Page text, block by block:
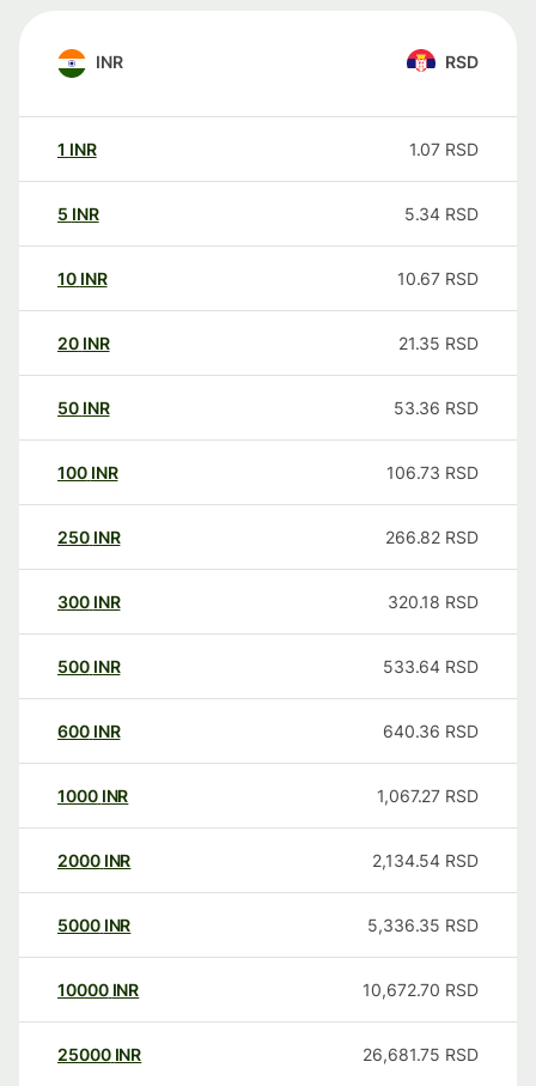
INR RSD
1 INR 1.07 RSD
5 INR 5.34 RSD
10 INR 10.67 RSD
20 INR 21.35 RSD
50 INR 53.36 RSD
100 INR 106.73 RSD
250 INR 266.82 RSD
300 INR 320.18 RSD
500 INR 533.64 RSD
600 INR 640.36 RSD
1000 INR 1,067.27 RSD
2000 INR 2,134.54 RSD
5000 INR 5,336.35 RSD
10000 INR 10,672.70 RSD
25000 INR 26,681.75 RSD